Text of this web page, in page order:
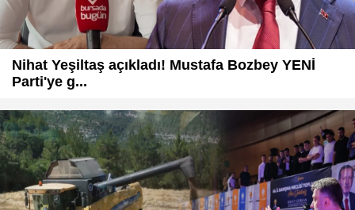
Nihat Yeşiltaş açıkladı! Mustafa Bozbey YENİ
Parti'ye g...